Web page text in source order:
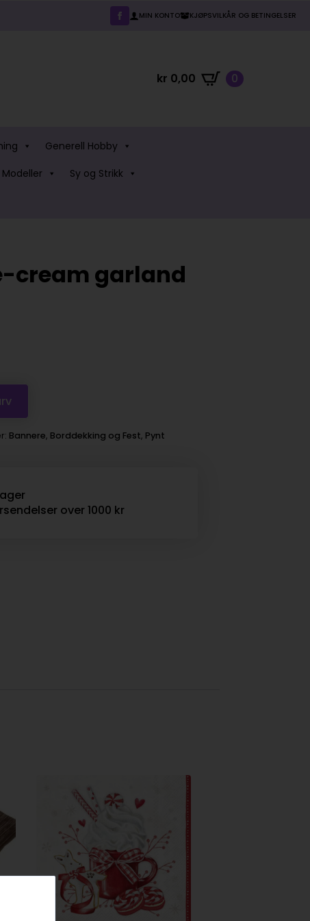
MIN KONTO KJØPSVILKÅR OG BETINGELSER
kr 0,00 0
Generell Hobby
Modeller Sy og Strikk
cream garland
Bannere, Borddekking og Fest, Pynt
over 1000 kr